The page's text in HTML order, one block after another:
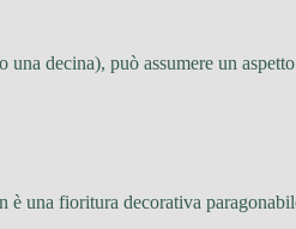
decina), può assumere un
è una fioritura decorativa